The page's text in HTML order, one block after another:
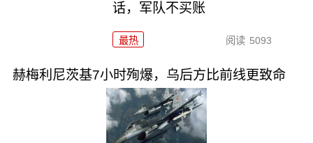
话，军队不买账
最热 阅读 5093
赫梅利尼茨基7小时殉爆，乌后方比前线更致命